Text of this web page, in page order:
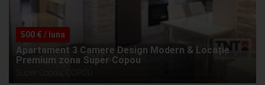
500 € / luna
Apartament 3 Camere Design Modern & Locație
Premium zona Super Copou